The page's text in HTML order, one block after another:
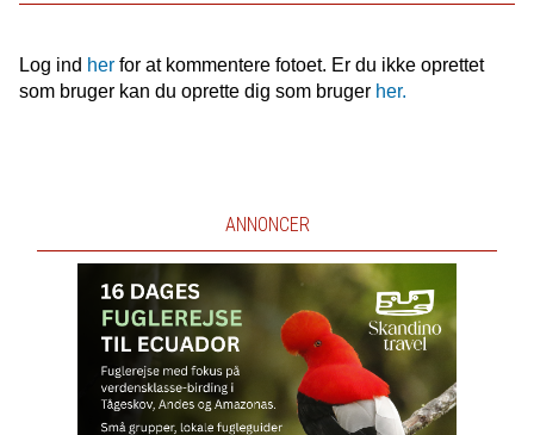
Log ind herfor at kommentere fotoet. Er du ikke oprettet
som bruger kan du oprette dig som bruger her.
ANNONCER